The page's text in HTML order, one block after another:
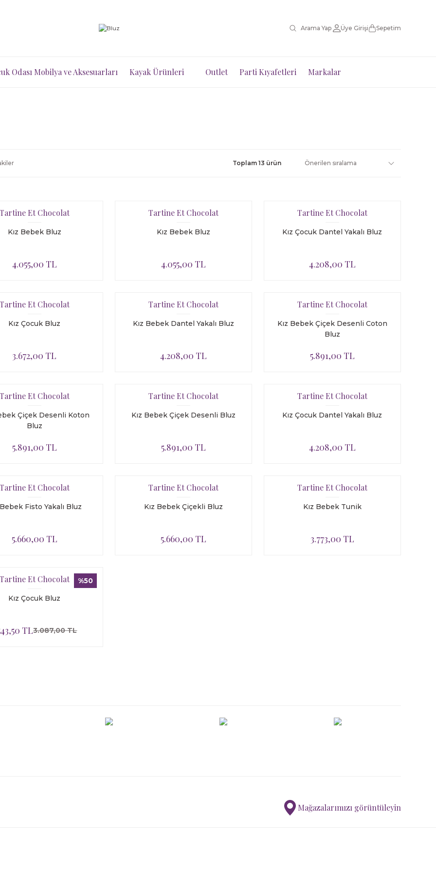
Üye Girişi Sepetim
Odası Mobilya ve Aksesuarları Kayak Ürünleri Outlet Parti Kıyafetleri Markalar
Toplam 13 ürün
Tartine Et Chocolat
Kız Bebek Bluz
4.055,00 TL
Tartine Et Chocolat
Kız Bebek Bluz
4.055,00 TL
Tartine Et Chocolat
Kız Çocuk Dantel Yakalı Bluz
4.208,00 TL
Tartine Et Chocolat
Kız Çocuk Bluz
3.672,00 TL
Tartine Et Chocolat
Kız Bebek Dantel Yakalı Bluz
4.208,00 TL
Tartine Et Chocolat
Kız Bebek Çiçek Desenli Coton
Bluz
5.891,00 TL
Tartine Et Chocolat
Çiçek Desenli Koton
Bluz
5.891,00 TL
Tartine Et Chocolat
Kız Bebek Çiçek Desenli Bluz
5.891,00 TL
Tartine Et Chocolat
Kız Çocuk Dantel Yakalı Bluz
4.208,00 TL
Tartine Et Chocolat
Bebek Fisto Yakalı Bluz
5.660,00 TL
Tartine Et Chocolat
Kız Bebek Çiçekli Bluz
5.660,00 TL
Tartine Et Chocolat
Kız Bebek Tunik
3.773,00 TL
%50
Tartine Et Chocolat
Kız Çocuk Bluz
TL3.087,00 TL
Mağazalarımızı görüntüleyin